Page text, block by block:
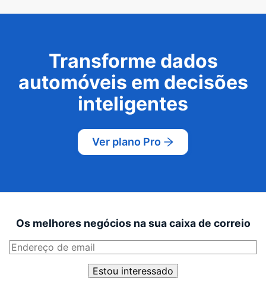
Transforme dados
automóveis em decisões
inteligentes
Ver plano Pro
Os melhores negócios na sua caixa de correio
Estou interessado